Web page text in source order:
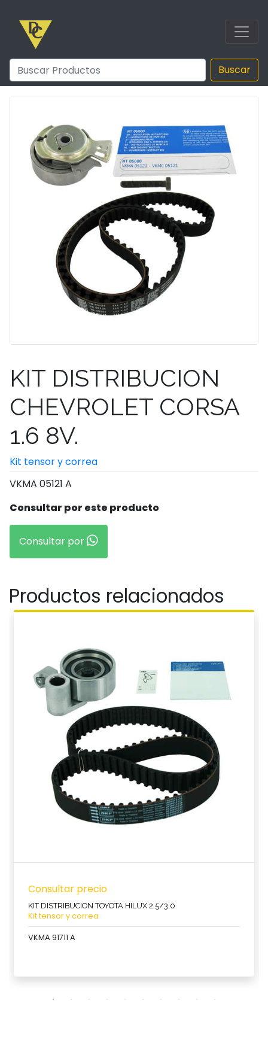
Buscar
KIT DISTRIBUCION
CHEVROLET CORSA
1.6 8V.
Kit tensor y correa
VKMA 05121 A
Consultar por este producto
Consultar por
Productos relacionados
Consultar precio
KIT DISTRIBUCION TOYOTA HILUX 2.5/3.0
Kit tensor y correa
VKMA 91711 A